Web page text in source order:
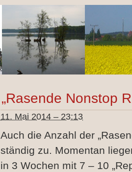
„Rasende Nonstop
11. Mai 2014 – 23:13
Auch die Anzahl der
ständig zu. Momentan
in 3 Wochen mit 7 – 10